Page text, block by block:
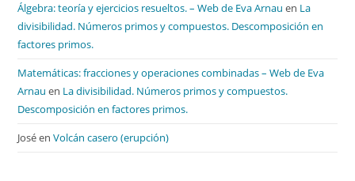
Álgebra: teoría y ejercicios resueltos. – Web de Eva Arnau en La
divisibilidad. Números primos y compuestos. Descomposición en
factores primos.
Matemáticas: fracciones y operaciones combinadas – Web de Eva
Arnau en La divisibilidad. Números primos y compuestos.
Descomposición en factores primos.
JoséenVolcán casero (erupción)